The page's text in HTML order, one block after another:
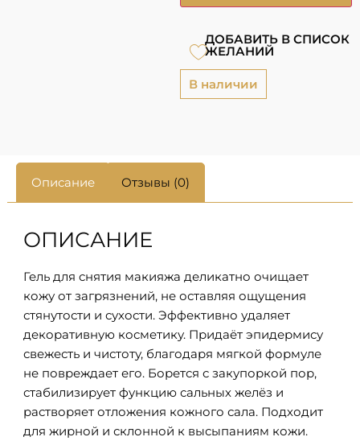
ДОБАВИТЬ В СПИСОК
ЖЕЛАНИЙ
В наличии
Описание Отзывы (0)
ОПИСАНИЕ
Гель для снятия макияжа деликатно очищает
кожу от загрязнений, не оставляя ощущения
стянутости и сухости. Эффективно удаляет
декоративную косметику. Придаёт эпидермису
свежесть и чистоту, благодаря мягкой формуле
не повреждает его. Борется с закупоркой пор,
стабилизирует функцию сальных желёз и
растворяет отложения кожного сала. Подходит
для жирной и склонной к высыпаниям кожи.